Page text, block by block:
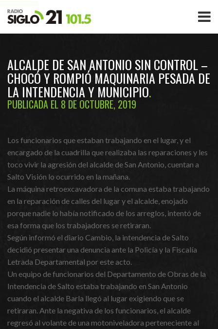
ALCALDE DE SAN ANTONIO SIN CONTROL –
CHOCÓ Y ROMPIÓ MAQUINARIA PESADA DE
LA INTENDENCIA Y MUNICIPIO
PUBLICADA EL 8 DE OCTUBRE, 2019
Los funcionarios que estaban trabajando en el lugar, y el
encargado de la cuadrilla que realizaba las reparaciones y les
toco vivir la agresión del alcalde de San Antonio, cuentan a
Salto Visión lo ocurrido en la mañana.
La máquina retroexcavadora de la comuna estaba trabajando
en la reparación de calles del lugar y el alcalde, enojado
porque nadie lo había notificado de los arreglos, intentó de
esa forma que los trabajadores se retiraran.
Según informó el diario Cambio, la intendencia de Salto
decidió presentar una denuncia ante la Policía y la Fiscalía
Letrada Departamental por este acto.
Un equipo de funcionarios del Departamento de Obras de la
Intendencia de Salto estaba trabajando en San Antonio
cuando el alcalde Barla llegó al lugar exigiendo que se
retiraran. Ante la negativa de los funcionarios, el alcalde
regresó al volante de una motoniveladora perteneciente al